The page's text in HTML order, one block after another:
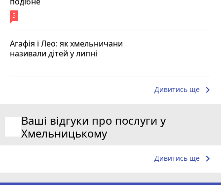
5
Агафія і Лео: як хмельничани
називали дітей у липні
Дивитись ще keyboard_arrow_right
Ваші відгуки про послуги у
Хмельницькому
Дивитись ще keyboard_arrow_right